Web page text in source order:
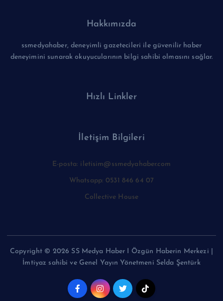
Hakkımızda
ssmedyahaber, deneyimli gazetecileri ile güvenilir haber
deneyimini sunarak okuyucularının bilgi sahibi olmasını sağlar.
Hızlı Linkler
İletişim Bilgileri
E-posta: iletisim@ssmedyahaber.com
Whatsapp: 0531 846 64 07
Collective House
Copyright © 2026 SS Medya Haber I Özgün Haberin Merkezi |
İmtiyaz sahibi ve Genel Yayın Yönetmeni Selda Şentürk